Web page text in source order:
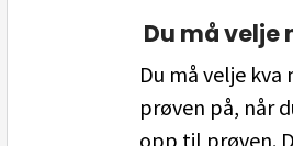
Du må velje
Du må velje kva
prøven på, når
opp til prøven.